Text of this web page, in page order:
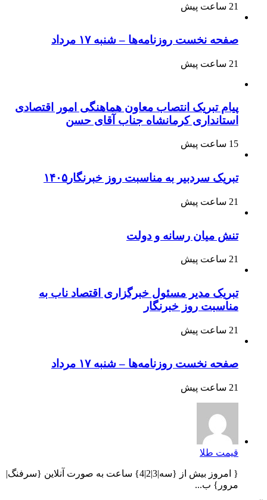
21 ساعت پیش
صفحه نخست روزنامه‌ها – شنبه ۱۷ مرداد
21 ساعت پیش
پیام تبریک انتصاب معاون هماهنگی امور اقتصادی
استانداری کرمانشاه جناب آقای حسن
15 ساعت پیش
تبریک سردبیر به مناسبت روز خبرنگار۱۴۰۵
21 ساعت پیش
تنش میان رسانه و دولت
21 ساعت پیش
تبریک مدیر مسئول خبرگزاری اقتصاد ناب به
مناسبت روز خبرنگار
21 ساعت پیش
صفحه نخست روزنامه‌ها – شنبه ۱۷ مرداد
21 ساعت پیش
قیمت طلا
{ امروز بیش از {سه|3|2|4} ساعت به صورت آنلاین {سرفنگ|
مرور} ب...